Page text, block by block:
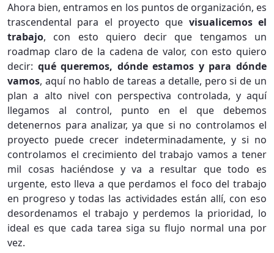
Ahora bien, entramos en los puntos de organización, es
trascendental para el proyecto que visualicemos el
trabajo, con esto quiero decir que tengamos un
roadmap claro de la cadena de valor, con esto quiero
decir: qué queremos, dónde estamos y para dónde
vamos, aquí no hablo de tareas a detalle, pero si de un
plan a alto nivel con perspectiva controlada, y aquí
llegamos al control, punto en el que debemos
detenernos para analizar, ya que si no controlamos el
proyecto puede crecer indeterminadamente, y si no
controlamos el crecimiento del trabajo vamos a tener
mil cosas haciéndose y va a resultar que todo es
urgente, esto lleva a que perdamos el foco del trabajo
en progreso y todas las actividades están allí, con eso
desordenamos el trabajo y perdemos la prioridad, lo
ideal es que cada tarea siga su flujo normal una por
vez.